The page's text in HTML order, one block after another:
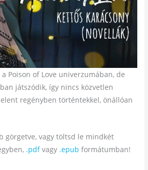
Poison of Love univerzumában, de
játszódik, így nincs közvetlen
regényben történtekkel, önállóan
görgetve, vagy töltsd le mindkét
.pdfvagy .epubformátumban!